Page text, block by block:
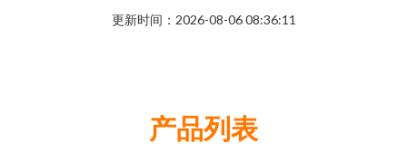
更新时间：2026-08-06 08:36:11
产品列表